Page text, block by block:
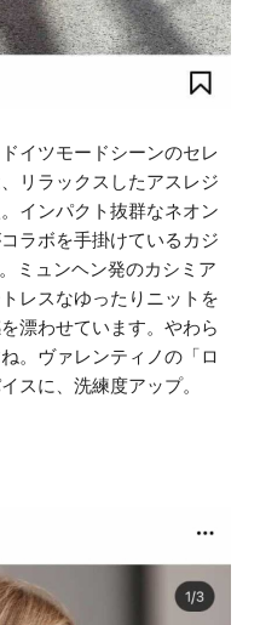
イツモードシーンのセレ
リラックスしたアスレジ
インパクト抜群なネオン
ラボを手掛けているカジ
ミュンヘン発のカシミア
レスなゆったりニットを
漂わせています。やわら
。ヴァレンティノの「ロ
スに、洗練度アップ。